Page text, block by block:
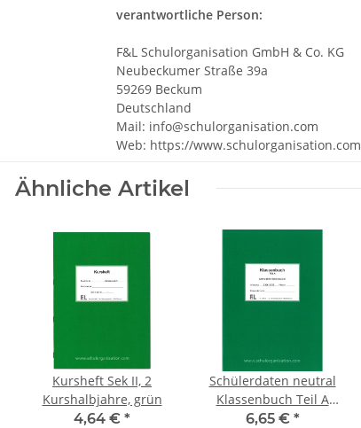
verantwortliche Person:
F&L Schulorganisation GmbH & Co. KG
Neubeckumer Straße 39a
59269 Beckum
Deutschland
Mail: info@schulorganisation.com
Web: https://www.schulorganisation.com
Ähnliche Artikel
Kursheft Sek II, 2
Kurshalbjahre, grün
4,64 € *
Schülerdaten neutral
Klassenbuch Teil A
2026/2027
6,65 € *